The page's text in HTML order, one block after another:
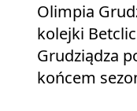
Olimpia
kolejki
Grudziądza
końcem